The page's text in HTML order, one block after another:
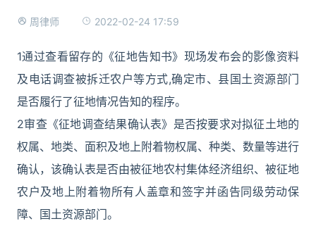
周律师 2022-02-24 17:59
1通过查看留存的《征地告知书》现场发布会的影像资料
及电话调查被拆迁农户等方式,确定市、县国土资源部门
是否履行了征地情况告知的程序。
2审查《征地调查结果确认表》是否按要求对拟征土地的
权属、地类、面积及地上附着物权属、种类、数量等进行
确认，该确认表是否由被征地农村集体经济组织、被征地
农户及地上附着物所有人盖章和签字并函告同级劳动保
障、国土资源部门。